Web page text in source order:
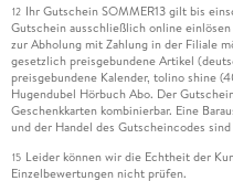
12 Ihr Gutschein SOMMER13 gilt bis
Gutschein ausschließlich online
zur Abholung mit Zahlung in der Filiale
gesetzlich preisgebundene Artikel
preisgebundene Kalender, tolino shine
Hugendubel Hörbuch Abo. Der
Geschenkkarten kombinierbar. Eine
und der Handel des Gutscheincodes
15 Leider können wir die Echtheit der
Einzelbewertungen nicht prüfen.